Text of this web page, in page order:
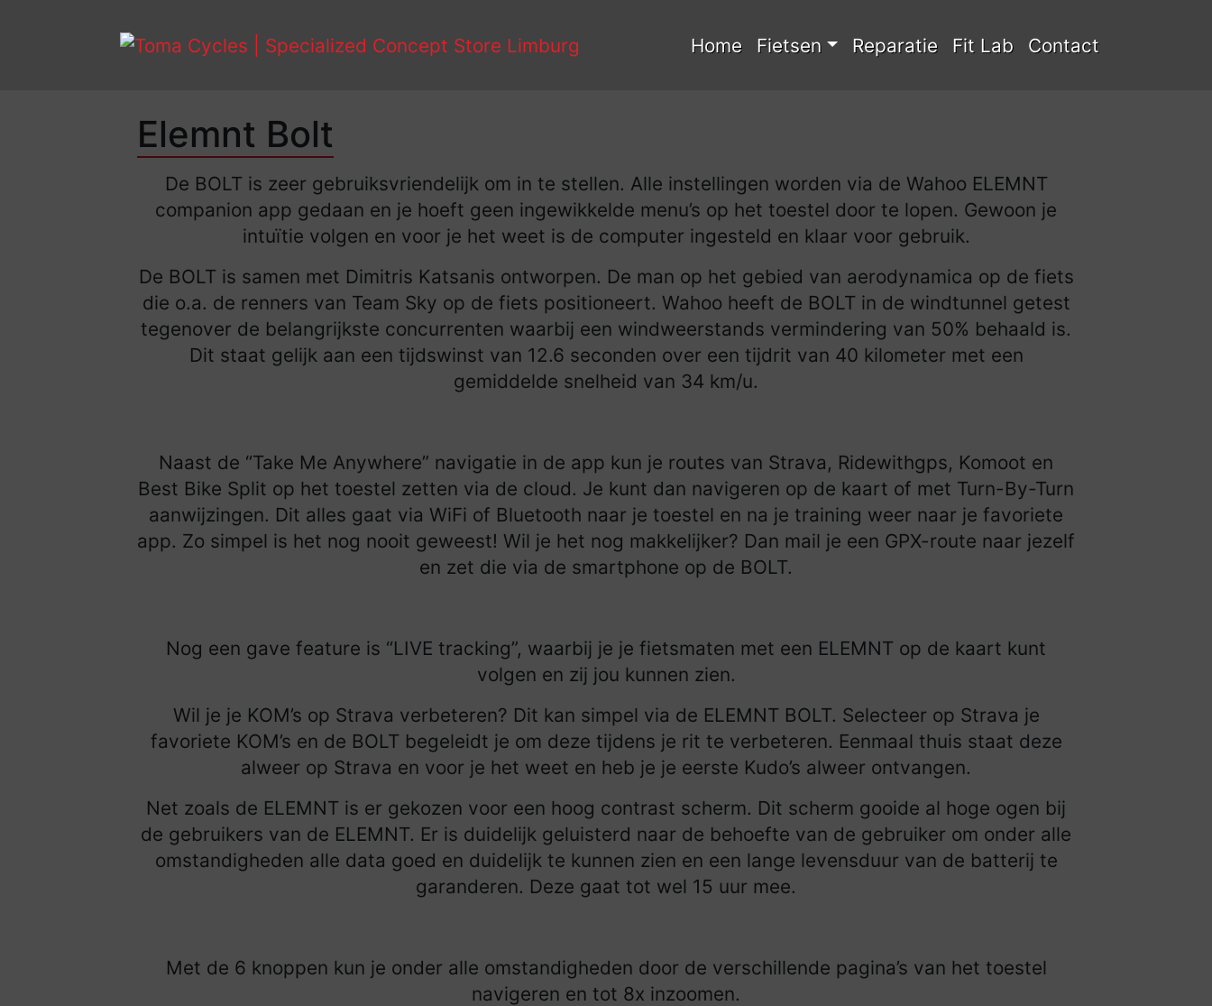
Home Fietsen Reparatie Fit Lab Contact
Elemnt Bolt
De BOLT is zeer gebruiksvriendelijk om in te stellen. Alle instellingen worden via de Wahoo ELEMNT
companion app gedaan en je hoeft geen ingewikkelde menu’s op het toestel door te lopen. Gewoon je
intuïtie volgen en voor je het weet is de computer ingesteld en klaar voor gebruik.
De BOLT is samen met Dimitris Katsanis ontworpen. De man op het gebied van aerodynamica op de fiets
die o.a. de renners van Team Sky op de fiets positioneert. Wahoo heeft de BOLT in de windtunnel getest
tegenover de belangrijkste concurrenten waarbij een windweerstands vermindering van 50% behaald is.
Dit staat gelijk aan een tijdswinst van 12.6 seconden over een tijdrit van 40 kilometer met een
gemiddelde snelheid van 34 km/u.
Naast de “Take Me Anywhere” navigatie in de app kun je routes van Strava, Ridewithgps, Komoot en
Best Bike Split op het toestel zetten via de cloud. Je kunt dan navigeren op de kaart of met Turn-By-Turn
aanwijzingen. Dit alles gaat via WiFi of Bluetooth naar je toestel en na je training weer naar je favoriete
app. Zo simpel is het nog nooit geweest! Wil je het nog makkelijker? Dan mail je een GPX-route naar jezelf
en zet die via de smartphone op de BOLT.
Nog een gave feature is “LIVE tracking”, waarbij je je fietsmaten met een ELEMNT op de kaart kunt
volgen en zij jou kunnen zien.
Wil je je KOM’s op Strava verbeteren? Dit kan simpel via de ELEMNT BOLT. Selecteer op Strava je
favoriete KOM’s en de BOLT begeleidt je om deze tijdens je rit te verbeteren. Eenmaal thuis staat deze
alweer op Strava en voor je het weet en heb je je eerste Kudo’s alweer ontvangen.
Net zoals de ELEMNT is er gekozen voor een hoog contrast scherm. Dit scherm gooide al hoge ogen bij
de gebruikers van de ELEMNT. Er is duidelijk geluisterd naar de behoefte van de gebruiker om onder alle
omstandigheden alle data goed en duidelijk te kunnen zien en een lange levensduur van de batterij te
garanderen. Deze gaat tot wel 15 uur mee.
Met de 6 knoppen kun je onder alle omstandigheden door de verschillende pagina’s van het toestel
navigeren en tot 8x inzoomen.